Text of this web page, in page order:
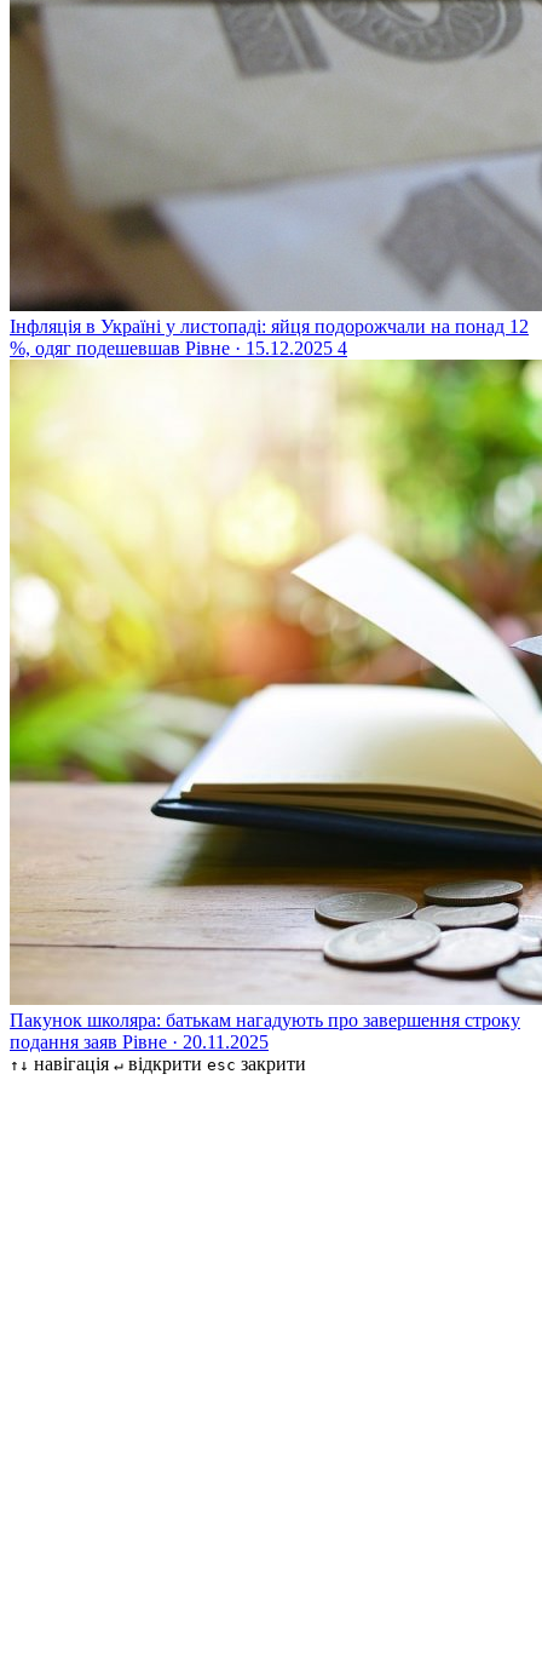
Інфляція в Україні у листопаді: яйця подорожчали на понад 12
%, одяг подешевшав Рівне · 15.12.2025 4
Пакунок школяра: батькам нагадують про завершення строку
подання заяв Рівне · 20.11.2025
↑↓ навігація ↵ відкрити esc закрити